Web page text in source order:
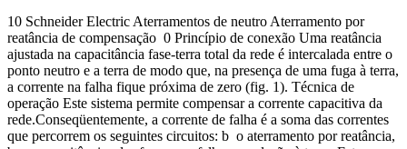
10 Schneider Electric Aterramentos de neutro Aterramento por
reatância de compensação 0 Princípio de conexão Uma reatância
ajustada na capacitância fase-terra total da rede é intercalada entre o
ponto neutro e a terra de modo que, na presença de uma fuga à terra,
a corrente na falha fique próxima de zero (fig. 1). Técnica de
operação Este sistema permite compensar a corrente capacitiva da
rede.Conseqüentemente, a corrente de falha é a soma das correntes
que percorrem os seguintes circuitos: b o aterramento por reatância,